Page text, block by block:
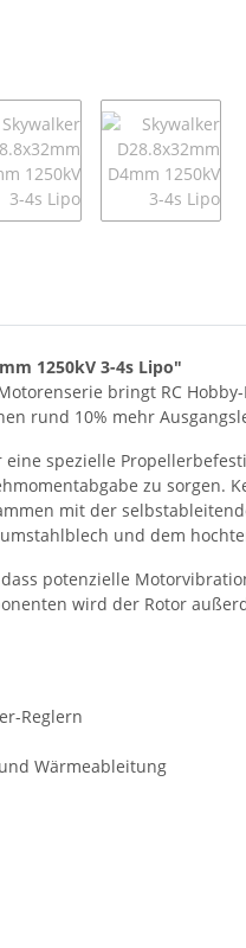
1250kV 3-4s Lipo"
bringt RC
rund 10% mehr
eine spezielle
zu
mit der
und dem
potenzielle
wird der Rotor
Reglern
Wärmeableitung